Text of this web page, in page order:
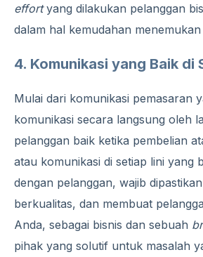
effortyang dilakukan pelanggan
dalam hal kemudahan
4. Komunikasi yang Baik di
Mulai dari komunikasi pemasaran
komunikasi secara langsung oleh
pelanggan baik ketika pembelian
atau komunikasi di setiap lini yang
dengan pelanggan, wajib
berkualitas, dan membuat
Anda, sebagai bisnis dan sebuah
pihak yang solutif untuk masalah